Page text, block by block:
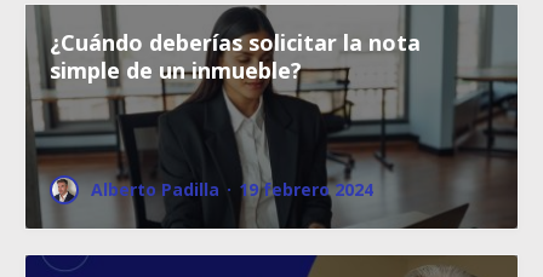
¿Cuándo deberías solicitar la nota
simple de un inmueble?
Alberto Padilla · 19 febrero 2024